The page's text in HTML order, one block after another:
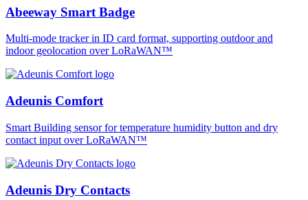
Abeeway Smart Badge
Multi-mode tracker in ID card format, supporting outdoor and
indoor geolocation over LoRaWAN™
Adeunis Comfort
Smart Building sensor for temperature humidity button and dry
contact input over LoRaWAN™
Adeunis Dry Contacts